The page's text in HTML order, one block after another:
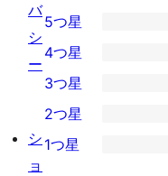
3
5-
星
レ
ビ
5つ星
4-
星
レ
4つ星
0
3-
星
3つ星
2-
2つ星
1つ星
バ
シ
ー
シ
ョ